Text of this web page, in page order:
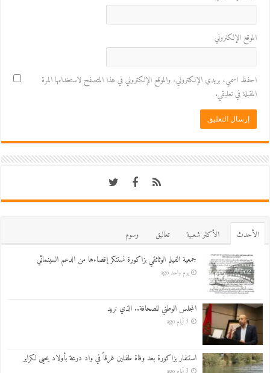
الموقع الإلكتروني
احفظ اسمي، بريدي الإلكتروني، والموقع الإلكتروني في هذا المتصفح لاستخدامها المرة
المقبلة في تعليقي.
اﻷحدث اﻷكثر شعبية تعاليق
وسوم
جمعية الفيلم الوثائقي بزاكورة تستنكر إقصاءها من الدعم السينمائي
يوم واحد ago
المجلس الوطني للصحافة.. الذي نريد
3 أيام ago
استنفار بزاكورة بعد وفاة طفلين غرقاً في واد درعة بأولاد يحيى لكراير